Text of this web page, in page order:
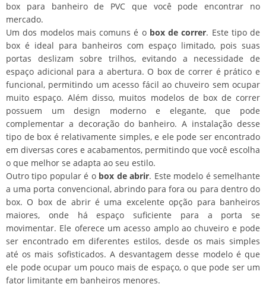
box para banheiro de PVC que você pode encontrar no
mercado.
Um dos modelos mais comuns é o box de correr. Este tipo de
box é ideal para banheiros com espaço limitado, pois suas
portas deslizam sobre trilhos, evitando a necessidade de
espaço adicional para a abertura. O box de correr é prático e
funcional, permitindo um acesso fácil ao chuveiro sem ocupar
muito espaço. Além disso, muitos modelos de box de correr
possuem um design moderno e elegante, que pode
complementar a decoração do banheiro. A instalação desse
tipo de box é relativamente simples, e ele pode ser encontrado
em diversas cores e acabamentos, permitindo que você escolha
o que melhor se adapta ao seu estilo.
Outro tipo popular é o box de abrir. Este modelo é semelhante
a uma porta convencional, abrindo para fora ou para dentro do
box. O box de abrir é uma excelente opção para banheiros
maiores, onde há espaço suficiente para a porta se
movimentar. Ele oferece um acesso amplo ao chuveiro e pode
ser encontrado em diferentes estilos, desde os mais simples
até os mais sofisticados. A desvantagem desse modelo é que
ele pode ocupar um pouco mais de espaço, o que pode ser um
fator limitante em banheiros menores.